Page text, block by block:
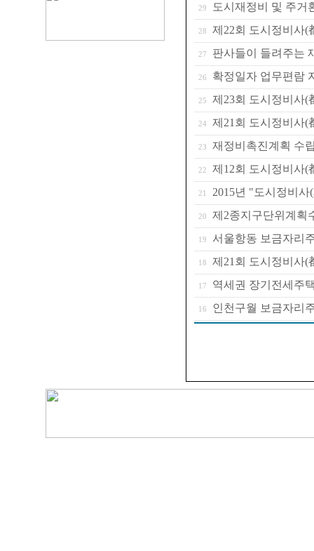
29 도시재정비 및 주
28 제22회 도시정비사
27 판사들이 들려주는
26 확정일자 업무편람
25 제23회 도시정비사(
24 제21회 도시정비사(
23 재정비촉진계획 수
22 제12회 도시정비사
21 2015년 "도시정비
20 제2종지구단위계획
19 서울항동 보금자리
18 제21회 도시정비사
17 역세권 장기전세주
16 인천구월 보금자리